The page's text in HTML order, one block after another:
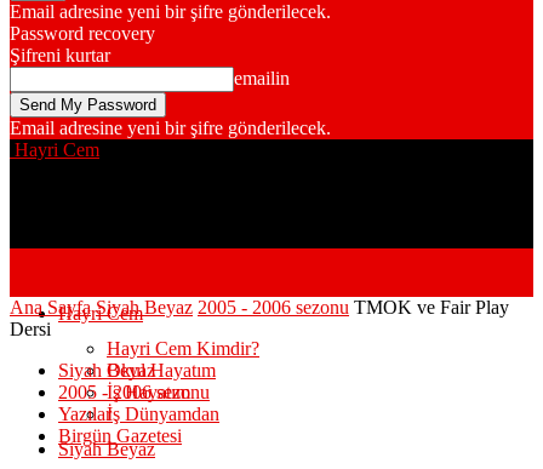
Email adresine yeni bir şifre gönderilecek.
Password recovery
Şifreni kurtar
emailin
Email adresine yeni bir şifre gönderilecek.
Hayri Cem
Hayri Cem
Hayri Cem Kimdir?
Okul Hayatım
İş Hayatım
İş Dünyamdan
Siyah Beyaz
Ana Sayfa Siyah Beyaz 2005 - 2006 sezonu TMOK ve Fair Play
Dersi
Siyah Beyaz
2005 - 2006 sezonu
Yazılar
Birgün Gazetesi